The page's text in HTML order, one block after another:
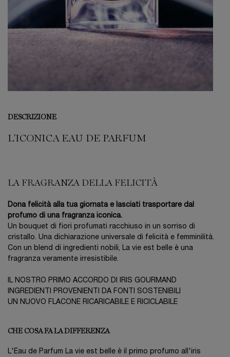
DESCRIZIONE
L'ICONICA EAU DE PARFUM
LA FRAGRANZA DELLA FELICITÀ
Dona felicità alla tua giornata e lasciati trasportare dal
profumo di una fragranza iconica.
Un bouquet di fiori profumati racchiuso in un sorriso di
cristallo. Una dichiarazione universale di felicità e femminilità.
Con un blend di ingredienti nobili, La vie est belle è una
fragranza veramente irresistibile.
IL NOSTRO PRIMO ACCORDO DI IRIS GOURMAND
INGREDIENTI PROVENIENTI DA FONTI SOSTENIBILI
UN NUOVO FLACONE RICARICABILE E RICICLABILE
CHE COSA FA LA DIFFERENZA
L'Eau de Parfum La vie est belle è il primo profumo all'iris